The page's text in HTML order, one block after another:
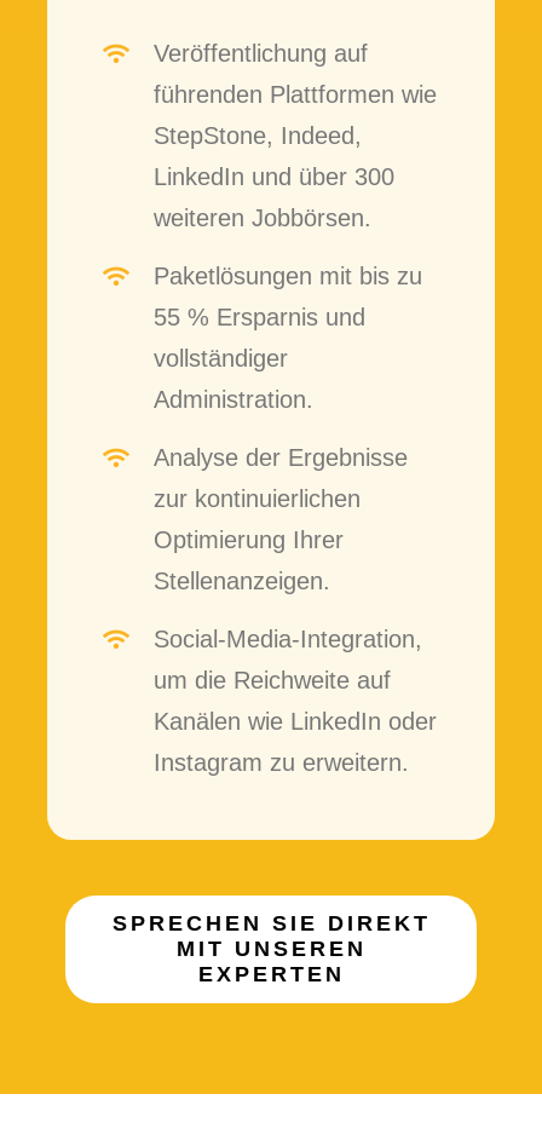
Veröffentlichung auf
führenden Plattformen wie
StepStone, Indeed,
LinkedIn und über 300
weiteren Jobbörsen.
Paketlösungen mit bis zu
55 % Ersparnis und
vollständiger
Administration.
Analyse der Ergebnisse
zur kontinuierlichen
Optimierung Ihrer
Stellenanzeigen.
Social-Media-Integration,
um die Reichweite auf
Kanälen wie LinkedIn oder
Instagram zu erweitern.
SPRECHEN SIE DIREKT
MIT UNSEREN
EXPERTEN